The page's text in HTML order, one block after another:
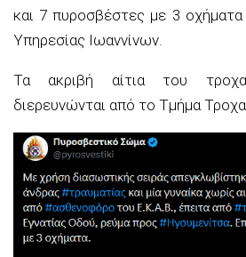
και 7 πυροσβέστες με 3
Υπηρεσίας Ιωαννίνων.
Τα ακριβή αίτια του
διερευνώνται από το Τμήμα